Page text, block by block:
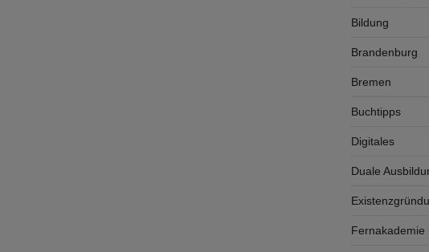
Bildung
Brandenburg
Bremen
Buchtipps
Digitales
Duale
Fernakademie